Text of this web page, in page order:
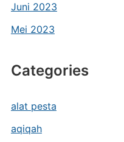
Juni 2023
Mei 2023
Categories
alat pesta
aqiqah